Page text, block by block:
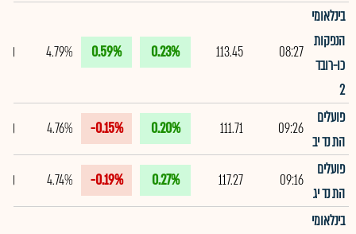
בינלאומי
הנפקות
כו-רובד
2
08:27
113.45
0.23%
0.59%
4.79%
פועלים
הת נד יב
09:26
111.71
0.20%
-0.15%
4.76%
פועלים
הת נד יג
09:16
117.27
0.27%
-0.19%
4.74%
בינלאומי